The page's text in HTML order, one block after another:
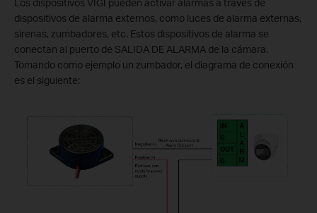
Los dispositivos VIGI pueden activar alarmas a través de
dispositivos de alarma externos, como luces de alarma externas,
sirenas, zumbadores, etc. Estos dispositivos de alarma se
conectan al puerto de SALIDA DE ALARMA de la cámara.
Tomando como ejemplo un zumbador, el diagrama de conexión
es el siguiente: